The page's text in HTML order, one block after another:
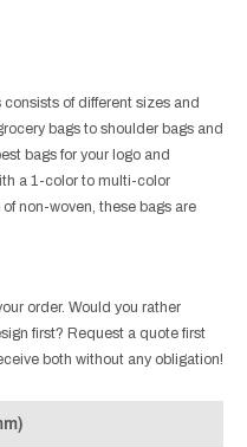
of different sizes and
bags to shoulder bags and
bags for your logo and
a 1-color to multi-color
non-woven, these bags are
order. Would you rather
first? Request a quote first
both without any obligation!